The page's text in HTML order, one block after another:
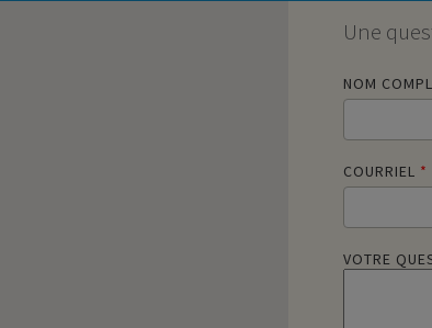
Une
NOM
COURRIEL *
VOTRE